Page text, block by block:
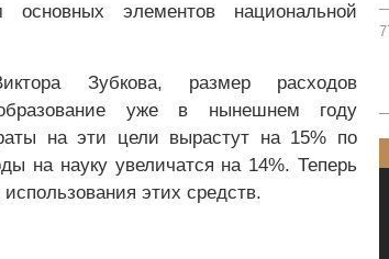
основных элементов национальной
Зубкова, размер расходов
уже в нынешнем году
на эти цели вырастут на 15% по
на науку увеличатся на 14%. Теперь
этих средств.